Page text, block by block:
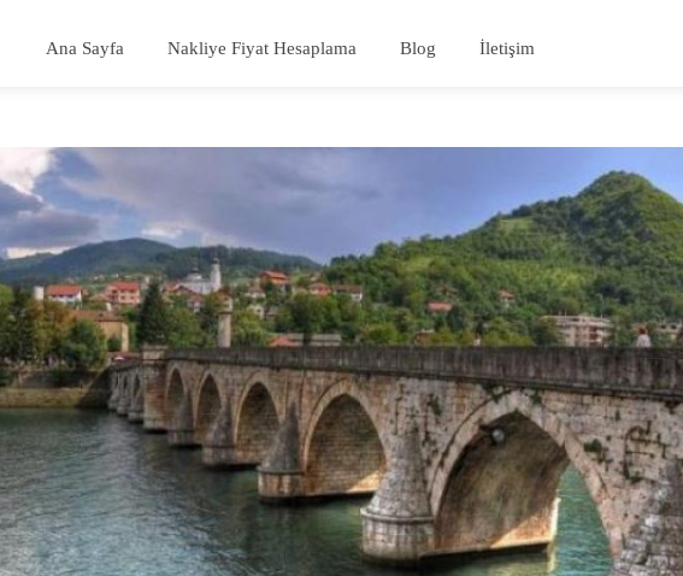
Ana Sayfa Nakliye Fiyat Hesaplama Blog İletişim